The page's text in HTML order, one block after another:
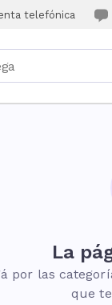
telefónica
La
por las
que